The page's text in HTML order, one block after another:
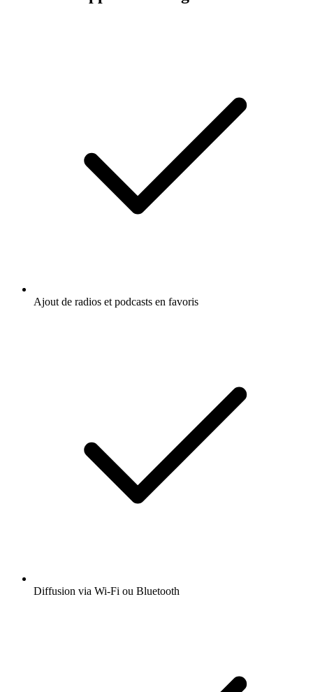
Ajout de radios et podcasts en favoris
Diffusion via Wi-Fi ou Bluetooth